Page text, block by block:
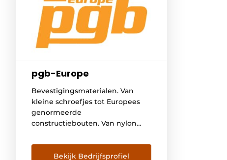
pgb-Europe
Bevestigingsmaterialen. Van
kleine schroefjes tot Europees
genormeerde
constructiebouten. Van nylon
verankeringen. Het zijn de
zichtbare of onzichtbare
Bekijk Bedrijfsprofiel